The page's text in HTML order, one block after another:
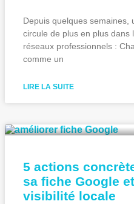
Depuis quelques semaines,
circule de plus en plus dans
réseaux professionnels :
comme un
LIRE LA SUITE
5 actions
sa fiche Google
visibilité locale